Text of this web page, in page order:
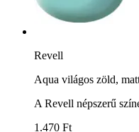
Revell
Aqua világos zöld,
A Revell népszerű
1.470 Ft